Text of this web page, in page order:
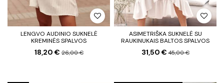
LENGVO AUDINIO SUKNELĖ
KREMINĖS SPALVOS
18,20 €26,00 €
ASIMETRIŠKA SUKNELĖ SU
RAUKINUKAIS BALTOS SPALVOS
31,50 €45,00 €